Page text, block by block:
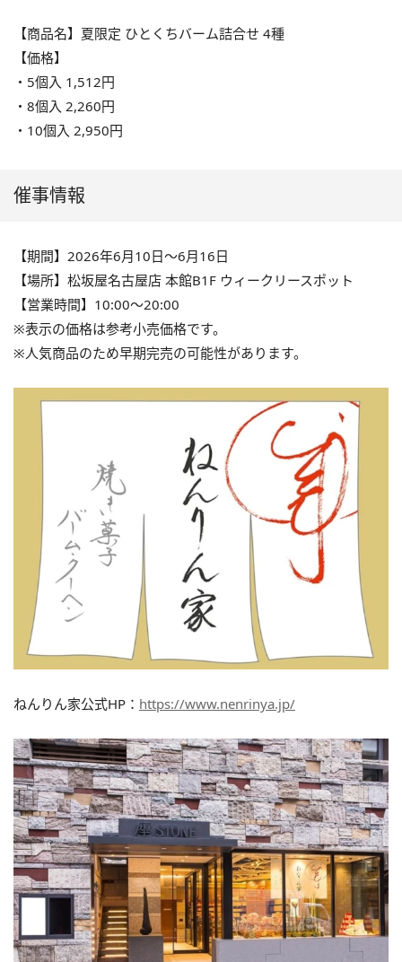
【商品名】夏限定 ひとくちバーム詰合せ 4種
【価格】
・5個入 1,512円
・8個入 2,260円
・10個入 2,950円
催事情報
【期間】2026年6月10日〜6月16日
【場所】松坂屋名古屋店 本館B1F ウィークリースポット
【営業時間】10:00〜20:00
※表示の価格は参考小売価格です。
※人気商品のため早期完売の可能性があります。
ねんりん家公式HP： https://www.nenrinya.jp/